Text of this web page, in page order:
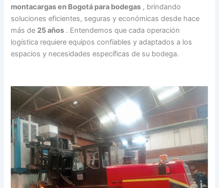
montacargas en Bogotá para bodegas , brindando
soluciones eficientes, seguras y económicas desde hace
más de 25 años . Entendemos que cada operación
logística requiere equipos confiables y adaptados a los
espacios y necesidades específicas de su bodega.